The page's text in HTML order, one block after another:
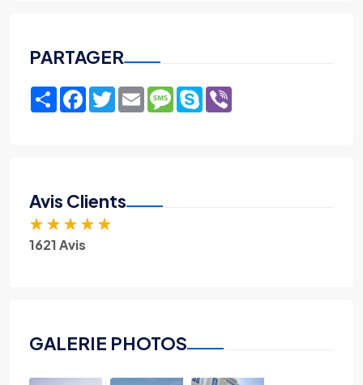
PARTAGER
ShareFacebook
TwitterEmailMessage
Skype
Avis Clients
★ ★ ★ ★ ★
1621 Avis
GALERIE PHOTOS